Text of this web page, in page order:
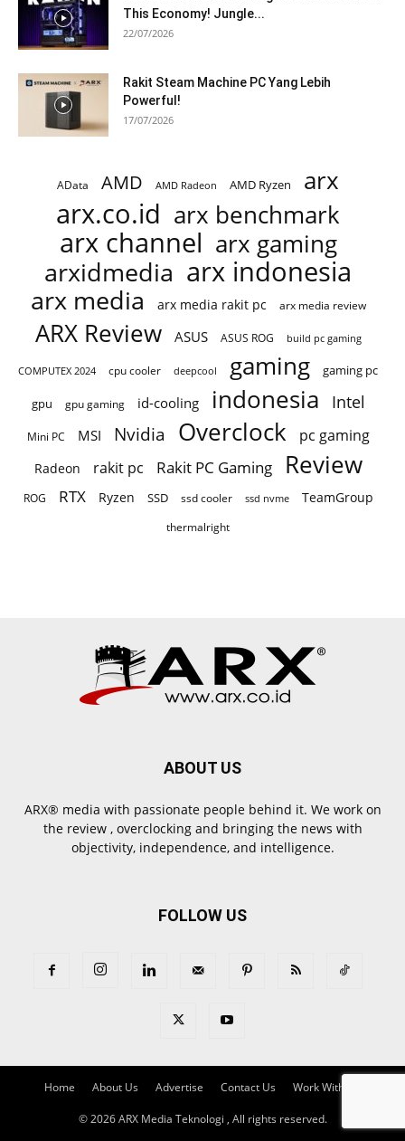
This Economy! Jungle...
22/07/2026
Rakit Steam Machine PC Yang Lebih
Powerful!
17/07/2026
AData AMD AMD Radeon AMD Ryzen arx
arx.co.id arx benchmark
arx channel arx gaming
arxidmedia arx indonesia
arx media arx media rakit pc arx media review
ARX Review ASUS ASUS ROG build pc gaming
COMPUTEX 2024 cpu cooler deepcool gaming gaming pc
gpu gpu gaming id-cooling indonesia Intel
Mini PC MSI Nvidia Overclock pc gaming
Radeon rakit pc Rakit PC Gaming Review
ROG RTX Ryzen SSD ssd cooler ssd nvme TeamGroup
thermalright
ABOUT US
ARX® media with passionate people behind it. We work on
the review , overclocking and bringing the news with
objectivity, independence, and intelligence.
FOLLOW US
Home About Us Advertise Contact Us Work With Us
© 2026 ARX Media Teknologi , All rights reserved.